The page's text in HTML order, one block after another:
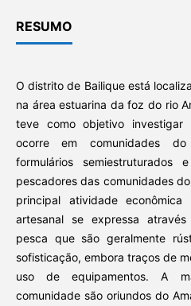
RESUMO
O distrito de Bailique está
na área estuarina da foz do rio
teve como objetivo
ocorre em comunidades
formulários semiestruturados
pescadores das comunidades
principal atividade
artesanal se expressa
pesca que são geralmente
sofisticação, embora traços de
uso de equipamentos. A
comunidade são oriundos do